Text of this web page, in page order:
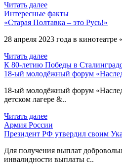
Читать далее
Интересные факты
«Старая Полтавка – это Русь!»
28 апреля 2023 года в
Читать далее
К 80-летию Победы в
18-ый молодёжный форум
18-ый молодёжный форум
детском лагере &..
Читать далее
Армия России
Президент РФ утвердил своим
Для получения выплат
инвалидности выплаты с..